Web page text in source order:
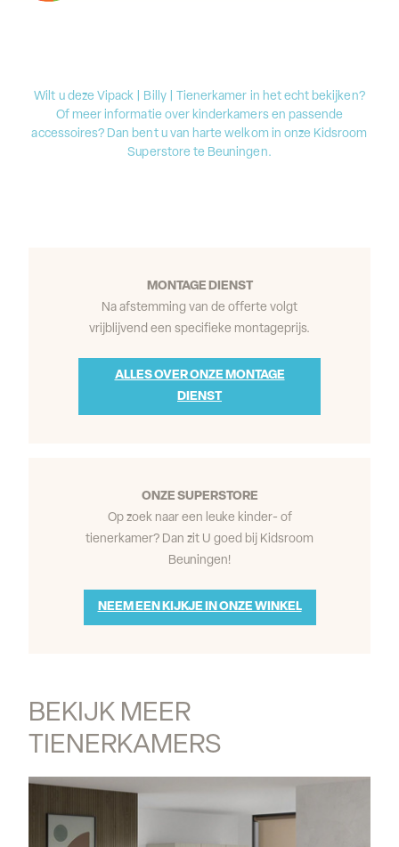
Wilt u deze Vipack | Billy | Tienerkamer in het echt bekijken?
Of meer informatie over kinderkamers en passende
accessoires? Dan bent u van harte welkom in onze Kidsroom
Superstore te Beuningen.
MONTAGE DIENST
Na afstemming van de offerte volgt
vrijblijvend een specifieke montageprijs.
ALLES OVER ONZE MONTAGE
DIENST
ONZE SUPERSTORE
Op zoek naar een leuke kinder- of
tienerkamer? Dan zit U goed bij Kidsroom
Beuningen!
NEEM EEN KIJKJE IN ONZE WINKEL
BEKIJK MEER
TIENERKAMERS